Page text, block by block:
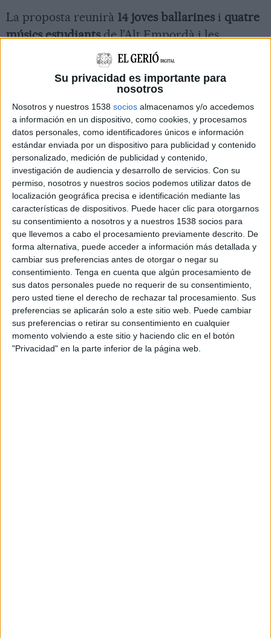
Su privacidad es importante para
nosotros
Nosotros y nuestros 1538 socios almacenamos y/o accedemos
a información en un dispositivo, como cookies, y procesamos
datos personales, como identificadores únicos e información
estándar enviada por un dispositivo para publicidad y contenido
personalizado, medición de publicidad y contenido,
investigación de audiencia y desarrollo de servicios. Con su
permiso, nosotros y nuestros socios podemos utilizar datos de
localización geográfica precisa e identificación mediante las
características de dispositivos. Puede hacer clic para otorgarnos
su consentimiento a nosotros y a nuestros 1538 socios para
que llevemos a cabo el procesamiento previamente descrito. De
forma alternativa, puede acceder a información más detallada y
cambiar sus preferencias antes de otorgar o negar su
consentimiento. Tenga en cuenta que algún procesamiento de
sus datos personales puede no requerir de su consentimiento,
pero usted tiene el derecho de rechazar tal procesamiento. Sus
preferencias se aplicarán solo a este sitio web. Puede cambiar
sus preferencias o retirar su consentimiento en cualquier
momento volviendo a este sitio y haciendo clic en el botón
"Privacidad" en la parte inferior de la página web.
La proposta reunirà 14 joves ballarines i quatre
músics estudiantsde l’Alt Empordà i les
comarques gironines ambvuit ballarins
professionals de l’Hamburg Ballet
professionals del territori en un procés creatiu
compartit que combina formació, residència
artística, assajos i música en directe.
Durant la presentació del projecte, el director
artístic del Festival,Oriol Aguilà, ha destacat
que el gran canvi respecte a edicions anteriors
és que els estudiants deixen de ser espectadors
per convertir-se en protagonistes. “La missió
d’aquest projecte és que els joves pugin a dalt de
l’escenari i siguin els protagonistes”, ha afirmat,
tot remarcant que el Festival vol consolidar-se
com un espai de cooperació amb el territori i
de suport als futurs artistes.
Per la seva banda,Aleix Martínezha explicat
que‘NIU’neix de la idea del niu com a espai de